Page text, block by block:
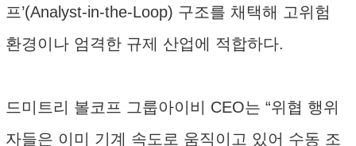
프’(Analyst-in-the-Loop) 구조를 채택해 고위험
환경이나 엄격한 규제 산업에 적합하다.
드미트리 볼코프 그룹아이비 CEO는 “위협 행위
자들은 이미 기계 속도로 움직이고 있어 수동 조